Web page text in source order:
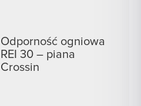
Odporność ogniowa
REI 30 – piana
Crossin